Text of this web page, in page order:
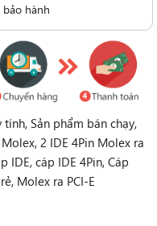
hành
tính, Sản phẩm bán chạy,
Molex, 2 IDE 4Pin Molex ra
IDE, cáp IDE 4Pin, Cáp
, Molex ra PCI-E